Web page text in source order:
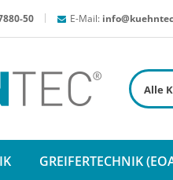
50 E-Mail:
GREIFERTECHNIK